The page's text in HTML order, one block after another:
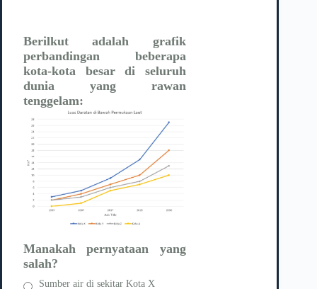
Berilkut adalah grafik
perbandingan beberapa
kota-kota besar di seluruh
dunia yang rawan
tenggelam:
Manakah pernyataan yang
salah?
Sumber air di sekitar Kota X